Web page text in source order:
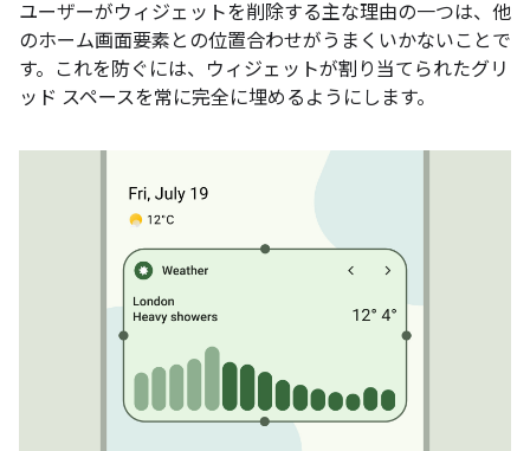
ユーザーがウィジェットを削除する主な理由の一つは、他
のホーム画面要素との位置合わせがうまくいかないことで
す。これを防ぐには、ウィジェットが割り当てられたグリ
ッド スペースを常に完全に埋めるようにします。